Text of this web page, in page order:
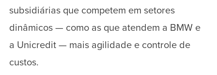
subsidiárias que competem em setores
dinâmicos — como as que atendem a BMW e
a Unicredit — mais agilidade e controle de
custos.